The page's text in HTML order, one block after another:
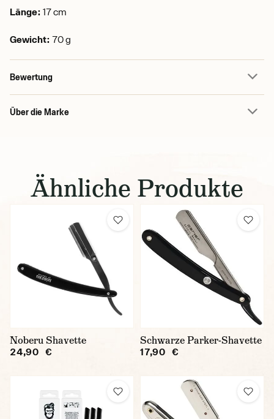
Länge: 17 cm
Gewicht: 70 g
Bewertung
Über die Marke
Ähnliche Produkte
Noberu Shavette
24,90 €
Schwarze Parker-Shavette
17,90 €